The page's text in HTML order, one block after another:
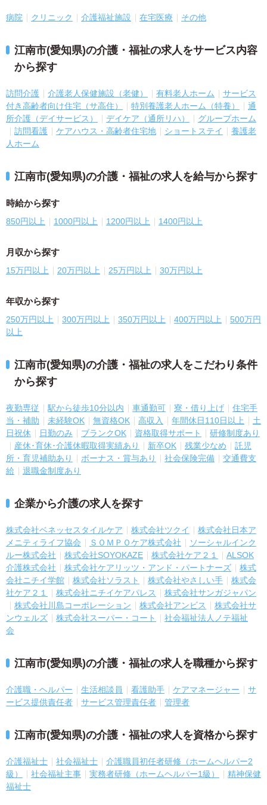
病院 クリニック 介護福祉施設 在宅医療 その他
江南市(愛知県)の介護・福祉の求人をサービス内容
から探す
訪問介護 介護老人保健施設（老健） 有料老人ホーム
サービス
付き高齢者向け住宅（サ高住）
特別養護老人ホーム（特養）
通
所介護（デイサービス）
デイケア（通所リハ）
グループホーム
訪問看護
ケアハウス・高齢者住宅地 ショートステイ
養護老
人ホーム
江南市(愛知県)の介護・福祉の求人を給与から探す
時給から探す
850円以上 1000円以上 1200円以上 1400円以上
月収から探す
15万円以上 20万円以上 25万円以上 30万円以上
年収から探す
250万円以上 300万円以上 350万円以上 400万円以上
500万円
以上
江南市(愛知県)の介護・福祉の求人をこだわり条件
から探す
夜勤専従 駅から徒歩10分以内 車通勤可 寮・借り上げ
住宅手
当・補助
未経験OK 無資格OK 高収入 年間休日110日以上
土
日祝休
日勤のみ ブランクOK 資格取得サポート
研修制度あり
産休･育休･介護休暇取得実績あり
新卒OK 残業少なめ
託児
所・育児補助あり
ボーナス・賞与あり 社会保険完備
交通費支
給
退職金制度あり
企業から介護の求人を探す
株式会社ベネッセスタイルケア 株式会社ツクイ
株式会社日本ア
メニティライフ協会
ＳＯＭＰＯケア株式会社
ソーシャルインク
ルー株式会社
株式会社SOYOKAZE 株式会社ケア２１
ALSOK
介護株式会社
株式会社ケアリッツ・アンド・パートナーズ
株式
会社ニチイ学館
株式会社ソラスト 株式会社やさしい手
株式会
社ケア２１
株式会社ニチイケアパレス
株式会社サンガジャパン
株式会社川島コーポレーション
株式会社アンビス
株式会社サ
ンウェルズ
株式会社スーパー・コート
社会福祉法人ノテ福祉
会
江南市(愛知県)の介護・福祉の求人を職種から探す
介護職・ヘルパー 生活相談員 看護助手 ケアマネージャー
サ
ービス提供責任者
サービス管理責任者 管理者
江南市(愛知県)の介護・福祉の求人を資格から探す
介護福祉士 社会福祉士
介護職員初任者研修（ホームヘルパー2
級）
社会福祉主事 実務者研修（ホームヘルパー1級）
精神保健
福祉士